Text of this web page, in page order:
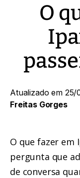
O
Atualizado em
Freitas Gorges
O que fazer em
pergunta que
de conversa